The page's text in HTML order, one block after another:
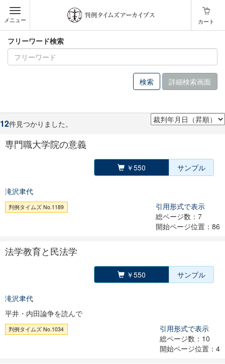
メニュー カート
フリーワード検索
詳細検索画面
12件見つかりました。
専門職大学院の意義
￥550 サンプル
滝沢聿代
判例タイムズ No.1189
引用形式で表示
総ページ数：7
開始ページ位置：86
法学教育と民法学
￥550 サンプル
滝沢聿代
平井・内田論争を読んで
判例タイムズ No.1034
引用形式で表示
総ページ数：10
開始ページ位置：4